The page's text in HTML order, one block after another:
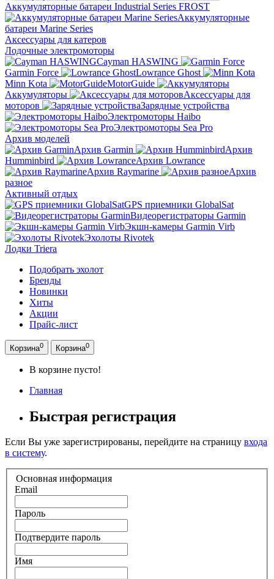
Аккумуляторные батареи Industrial Series FROST
Аккумуляторные
батареи Marine Series
Аксессуары для катеров
Лодочные электромоторы
Cayman HASWING
Garmin Force
Lowrance Ghost
Minn Kota
MotorGuide
Аккумуляторы
Аксессуары для
моторов
Зарядные устройства
Электромоторы Haibo
Электромоторы Sea Pro
Архив моделей
Архив Garmin
Архив
Humminbird
Архив Lowrance
Архив Raymarine
Архив
разное
Активный отдых
GPS приемники GlobalSat
Видеорегистраторы Garmin
Экшн-камеры Garmin Virb
Эхолоты Rivotek
Лодки Triera
Подобрать эхолот
Бренды
Новинки
Хиты
Акции
Прайс-лист
Корзина0 Корзина0
В корзине пусто!
Главная
Быстрая регистрация
Если Вы уже зарегистрированы, перейдите на страницу входа
в систему.
Основная информация
Email
Пароль
Подтвердите пароль
Имя